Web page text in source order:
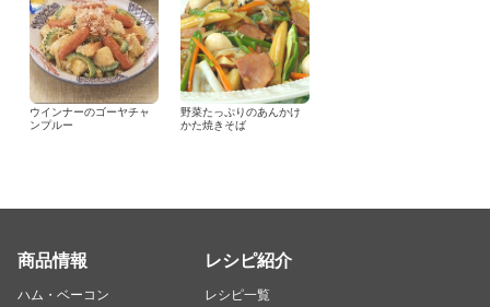
ウインナーのゴーヤチャ
ンプルー
野菜たっぷりのあんかけ
かた焼きそば
商品情報
ハム・ベーコン
レシピ紹介
レシピ一覧